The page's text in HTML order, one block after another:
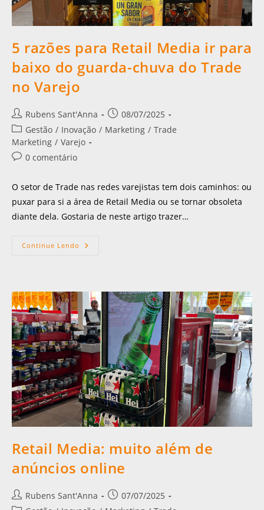
5 razões para Retail Media ir para
baixo do guarda-chuva do Trade
no Varejo
Rubens Sant'Anna
08/07/2025
Gestão / Inovação / Marketing / Trade
Marketing / Varejo
0 comentário
O setor de Trade nas redes varejistas tem dois caminhos: ou
puxar para si a área de Retail Media ou se tornar obsoleta
diante dela. Gostaria de neste artigo trazer…
Continue Lendo
Retail Media: muito além de
anúncios online
Rubens Sant'Anna
07/07/2025